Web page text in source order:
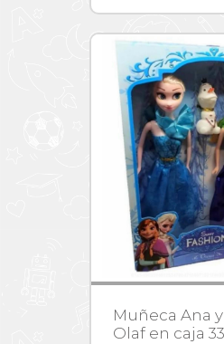
Muñeca Ana
Olaf en caja